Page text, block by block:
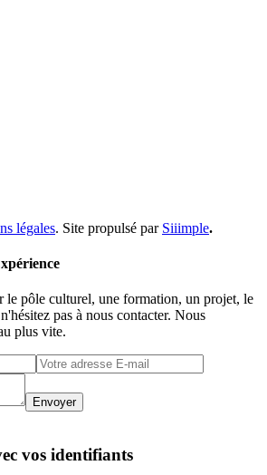
légales. Site propulsé par Siiimple.
le pôle culturel, une formation, un projet, le
pas à nous contacter. Nous
plus vite.
Envoyer
vos identifiants